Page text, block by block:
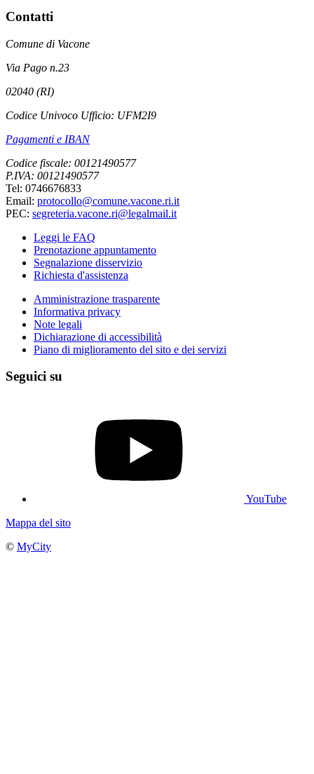
Contatti
Comune di Vacone
Via Pago n.23
02040 (RI)
Codice Univoco Ufficio: UFM2I9
Pagamenti e IBAN
Codice fiscale: 00121490577
P.IVA: 00121490577
Tel: 0746676833
Email: protocollo@comune.vacone.ri.it
PEC: segreteria.vacone.ri@legalmail.it
Leggi le FAQ
Prenotazione appuntamento
Segnalazione disservizio
Richiesta d'assistenza
Amministrazione trasparente
Informativa privacy
Note legali
Dichiarazione di accessibilità
Piano di miglioramento del sito e dei servizi
Seguici su
YouTube
Mappa del sito
© MyCity